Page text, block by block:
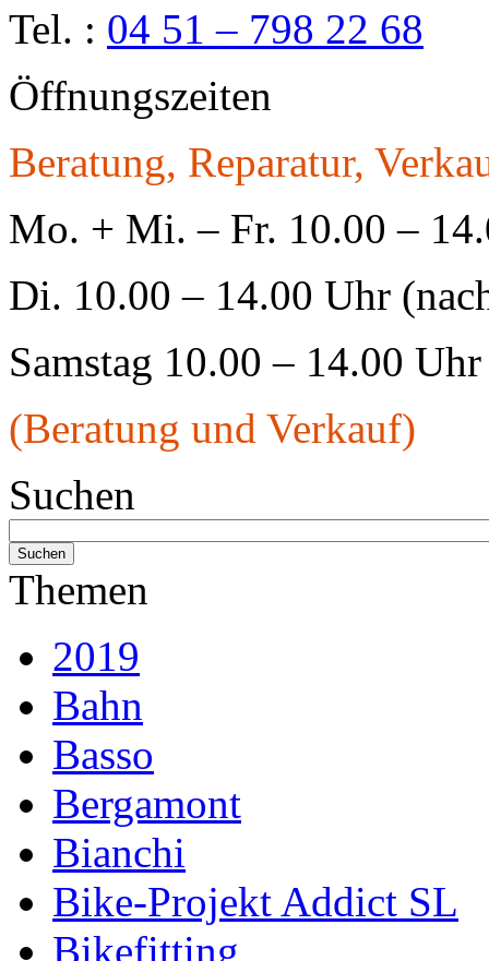
Tel. : 04 51 – 798 22 68
Öffnungszeiten
Beratung, Reparatur,
Mo. + Mi. – Fr. 10.00 –
Di. 10.00 – 14.00 Uhr
Samstag 10.00 – 14.00 Uhr
(Beratung und Verkauf)
Suchen
Themen
2019
Bahn
Basso
Bergamont
Bianchi
Bike-Projekt Addict SL
Bikefitting